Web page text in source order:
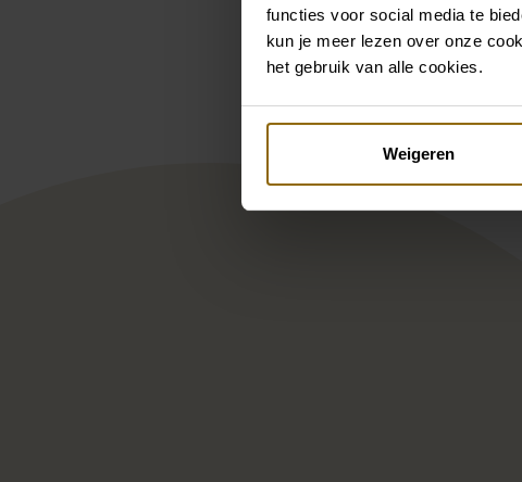
functies voor social media te
kun je meer lezen over onze
het gebruik van alle cookies.
Weigeren
White One by St. Patrick Arida
Pinterest